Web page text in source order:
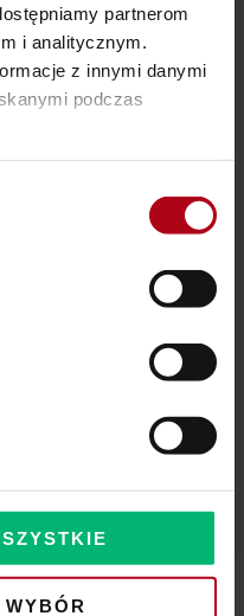
partnerom
i analitycznym.
z innymi danymi
podczas